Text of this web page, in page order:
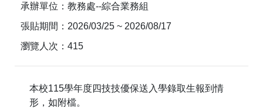
承辦單位： 教務處--綜合業務組
張貼期間： 2026/03/25 ~ 2026/08/17
瀏覽人次： 415
本校115學年度四技技優保送入學錄取生報到情
形，如附檔。